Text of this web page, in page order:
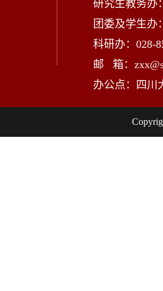
研究生教务办
团委及学生办
科研办：028-
邮 箱：
办公点：四川